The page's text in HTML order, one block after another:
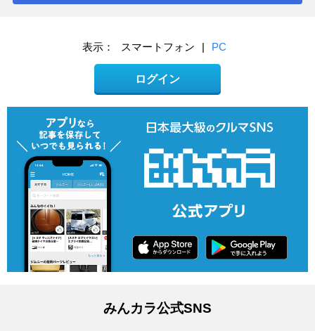
表示： スマートフォン PC
ログイン
みんカラ公式SNS